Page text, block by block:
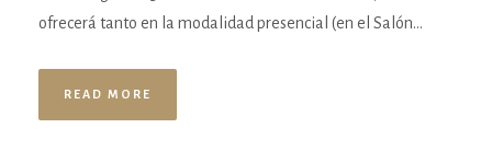
ofrecerá tanto en la modalidad presencial (en el Salón...
READ MORE